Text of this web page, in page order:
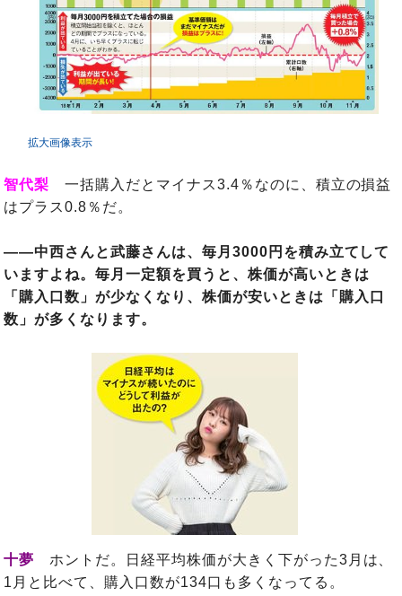
拡大画像表示
智代梨 一括購入だとマイナス3.4％なのに、積立の損益
はプラス0.8％だ。
――中西さんと武藤さんは、毎月3000円を積み立てして
いますよね。毎月一定額を買うと、株価が高いときは
「購入口数」が少なくなり、株価が安いときは「購入口
数」が多くなります。
十夢 ホントだ。日経平均株価が大きく下がった3月は、
1月と比べて、購入口数が134口も多くなってる。